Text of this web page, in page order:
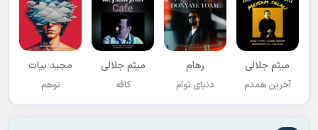
میثم جلالی
آخرین همدم
رهام
دنیای توام
میثم جلالی
کافه
مجید بیات
توهم